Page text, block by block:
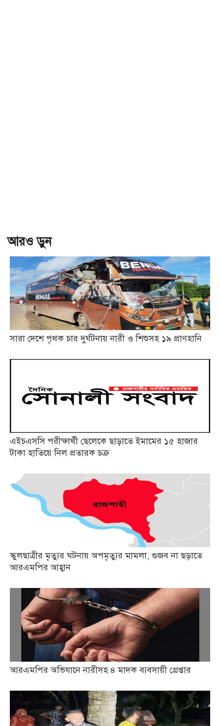
আরও ড়ুন
সারা দেশে পৃথক চার দুর্ঘটনায় নারী ও শিশুসহ ১৯ প্রাণহানি
এইচএসসি পরীক্ষার্থী ছেলেকে ছাড়াতে ইমামের ১৫ হাজার
টাকা হাতিয়ে নিল প্রতারক চক্র
স্কুলছাত্রীর মৃত্যুর ঘটনায় অপমৃত্যুর মামলা, গুজব না ছড়াতে
আরএমপির আহ্বান
আরএমপির অভিযানে নারীসহ ৪ মাদক ব্যবসায়ী গ্রেপ্তার